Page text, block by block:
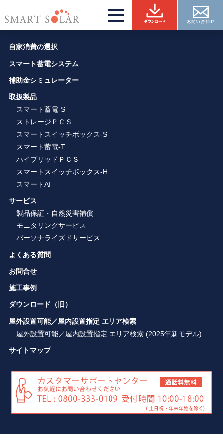
自家消費の選択
スマート蓄電システム
補助金シミュレーター
取扱製品
スマート蓄電-S
ストレージＰＣＳ
スマートスイッチボックス-S
スマート蓄電-T
ハイブリッドＰＣＳ
スマートスイッチボックス-H
スマートAI
サービス
製品保証・自然災害補償
モニタリングサービス
パーソナライズドサービス
よくある質問
お問合せ
施工事例
ダウンロード（旧）
屋外設置可能／屋内設置指定 エリア検索
屋外設置可能／屋内設置指定 エリア検索 (2025年新モデル)
サイトマップ